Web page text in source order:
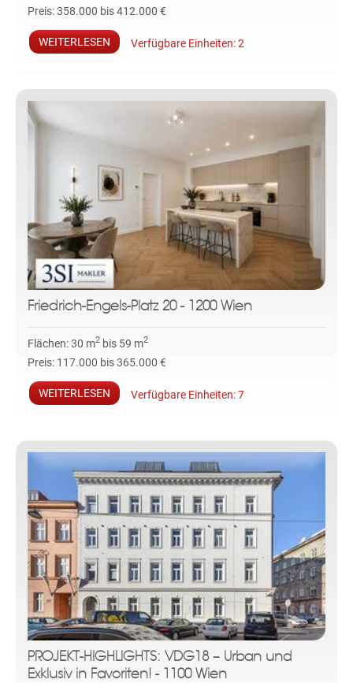
Preis:358.000 bis 412.000 €
WEITERLESEN Verfügbare Einheiten:2
Friedrich-Engels-Platz 20 - 1200 Wien
Flächen:30 m2 bis 59 m2
Preis: 117.000 bis 365.000 €
WEITERLESEN Verfügbare Einheiten:7
PROJEKT-HIGHLIGHTS: VDG18 – Urban und
Exklusiv in Favoriten! - 1100 Wien